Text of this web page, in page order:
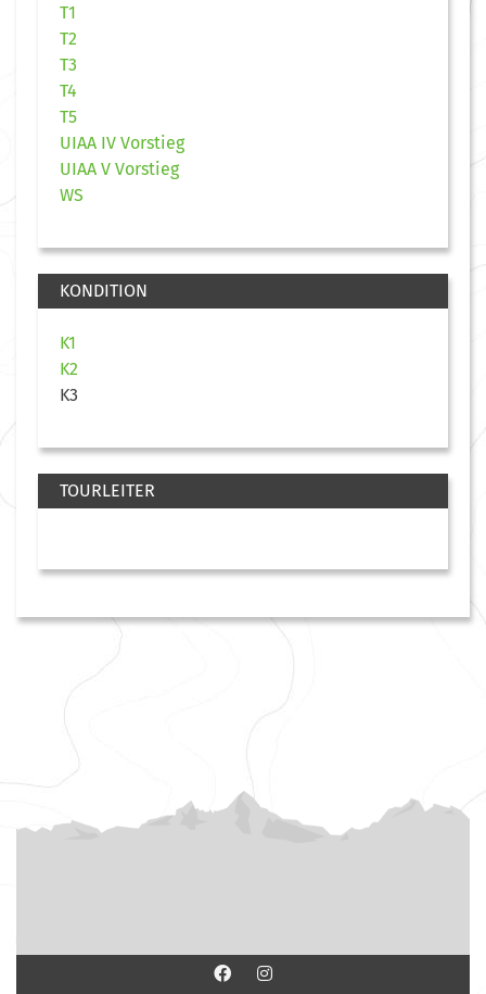
T1
T2
T3
T4
T5
UIAA IV Vorstieg
UIAA V Vorstieg
WS
KONDITION
K1
K2
K3
TOURLEITER